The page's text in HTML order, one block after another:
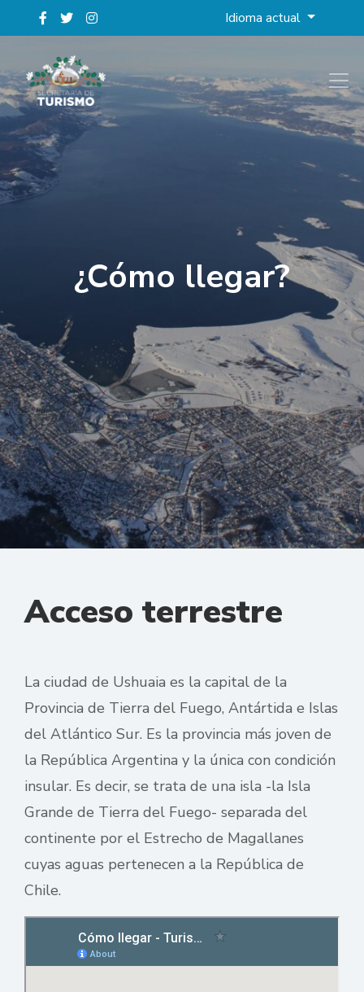
Idioma actual
¿Cómo llegar?
Acceso terrestre
La ciudad de Ushuaia es la capital de la
Provincia de Tierra del Fuego, Antártida e Islas
del Atlántico Sur. Es la provincia más joven de
la República Argentina y la única con condición
insular. Es decir, se trata de una isla -la Isla
Grande de Tierra del Fuego- separada del
continente por el Estrecho de Magallanes
cuyas aguas pertenecen a la República de
Chile.